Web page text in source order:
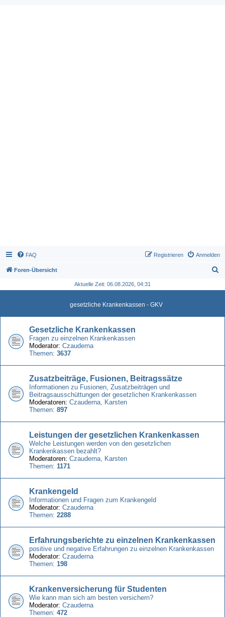
FAQ Anmelden
Registrieren
Foren-Übersicht
e
Aktuelle Zeit: 06.08.2026, 04:31
gesetzliche Krankenkassen - GKV
Gesetzliche Krankenkassen
Fragen zu einzelnen Krankenkassen
Moderator: Czauderna
Themen: 3637
Zusatzbeiträge, Fusionen, Beitragssätze
Informationen zu Fusionen, Zusatzbeiträgen und
Beitragsausschüttungen der gesetzlichen Krankenkassen
Moderatoren: Czauderna, Karsten
Themen: 897
Leistungen der gesetzlichen Krankenkassen
Welche Leistungen werden von den gesetzlichen
Krankenkassen bezahlt?
Moderatoren: Czauderna, Karsten
Themen: 1171
Krankengeld
Informationen und Fragen zum Krankengeld
Moderator: Czauderna
Themen: 2288
Erfahrungsberichte zu einzelnen Krankenkassen
positive und negative Erfahrungen zu einzelnen Krankenkassen
Moderator: Czauderna
Themen: 198
Krankenversicherung für Studenten
Wie kann man sich am besten versichern?
Moderator: Czauderna
Themen: 472